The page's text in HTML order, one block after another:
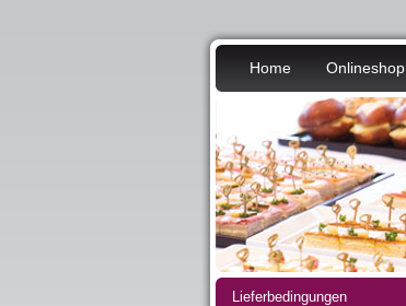
Home Onlineshop
Lieferbedingungen